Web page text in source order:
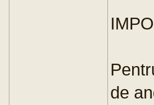
de